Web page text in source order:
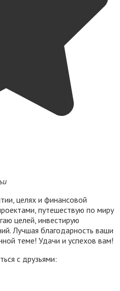
целях и финансовой
путешествую по миру
целей, инвестирую
Лучшая благодарность ваши
теме! Удачи и успехов вам!
с друзьями: